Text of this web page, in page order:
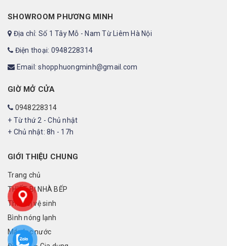
SHOWROOM PHƯƠNG MINH
Địa chỉ: Số 1 Tây Mỗ - Nam Từ Liêm Hà Nội
Điện thoại: 0948228314
Email: shopphuongminh@gmail.com
GIỜ MỞ CỬA
0948228314
+ Từ thứ 2 - Chủ nhật
+ Chủ nhật: 8h - 17h
GIỚI THIỆU CHUNG
Trang chủ
THIẾT BỊ NHÀ BẾP
Thiết bị vệ sinh
Bình nóng lạnh
Máy lọc nước